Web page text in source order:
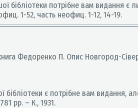
потрібне вам видання є
1-52, часть неофиц. 1-12, 14-19.
Федоренко П. Опис Новгород-
є потрібне вам видання,
рр. – К., 1931.